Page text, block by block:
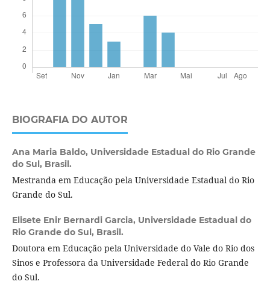
BIOGRAFIA DO AUTOR
Ana Maria Baldo, Universidade Estadual do Rio Grande
do Sul, Brasil.
Mestranda em Educação pela Universidade Estadual do Rio
Grande do Sul.
Elisete Enir Bernardi Garcia, Universidade Estadual do
Rio Grande do Sul, Brasil.
Doutora em Educação pela Universidade do Vale do Rio dos
Sinos e Professora da Universidade Federal do Rio Grande
do Sul.